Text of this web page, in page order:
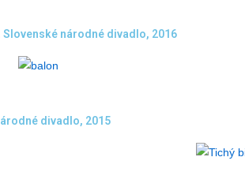
Slovenské národné divadlo, 2016
divadlo, 2015